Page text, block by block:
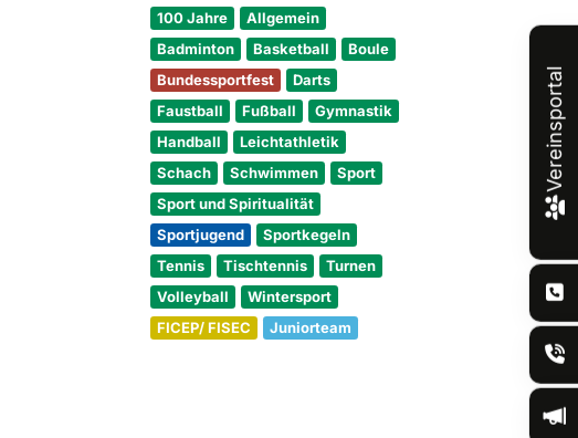
100 Jahre
Allgemein
Badminton
Basketball
Boule
Bundessportfest
Darts
Faustball
Fußball
Gymnastik
Handball
Leichtathletik
Schach
Schwimmen
Sport
Sport und Spiritualität
Sportjugend
Sportkegeln
Tennis
Tischtennis
Turnen
Volleyball
Wintersport
FICEP/ FISEC
Juniorteam
Vereinsportal